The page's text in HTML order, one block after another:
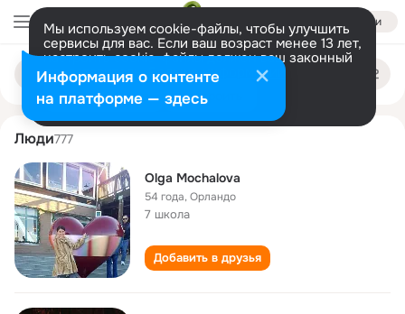
Войти
Мы используем cookie-файлы, чтобы улучшить
сервисы для вас. Если ваш возраст менее 13 лет,
настроить cookie-файлы должен ваш законный
представитель. Больше информации
Разрешить все Настроить
Поиск
людям
olga mochalova
Люди777
Olga Mochalova
54 года,Орландо
7 школа
Добавить в друзья
Информация о контенте
на платформе — здесь